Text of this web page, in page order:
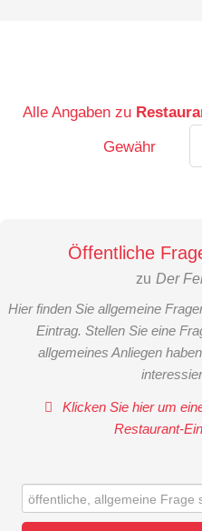
Alle Angaben zu
Gewähr
Öffentliche
zu Der
Hier finden Sie allgemeine
Eintrag. Stellen Sie eine
allgemeines Anliegen
Klicken Sie hier um
Restaurant-